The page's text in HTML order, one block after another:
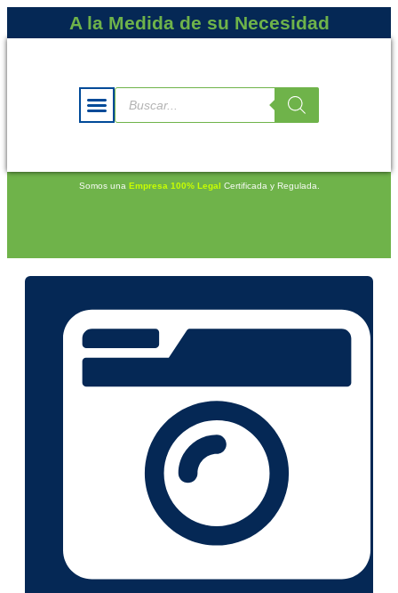
A la Medida de su Necesidad
Somos una Empresa 100% Legal Certificada y Regulada.